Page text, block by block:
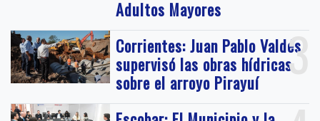
Adultos Mayores
3
Corrientes: Juan Pablo Valdés
supervisó las obras hídricas
sobre el arroyo Pirayuí